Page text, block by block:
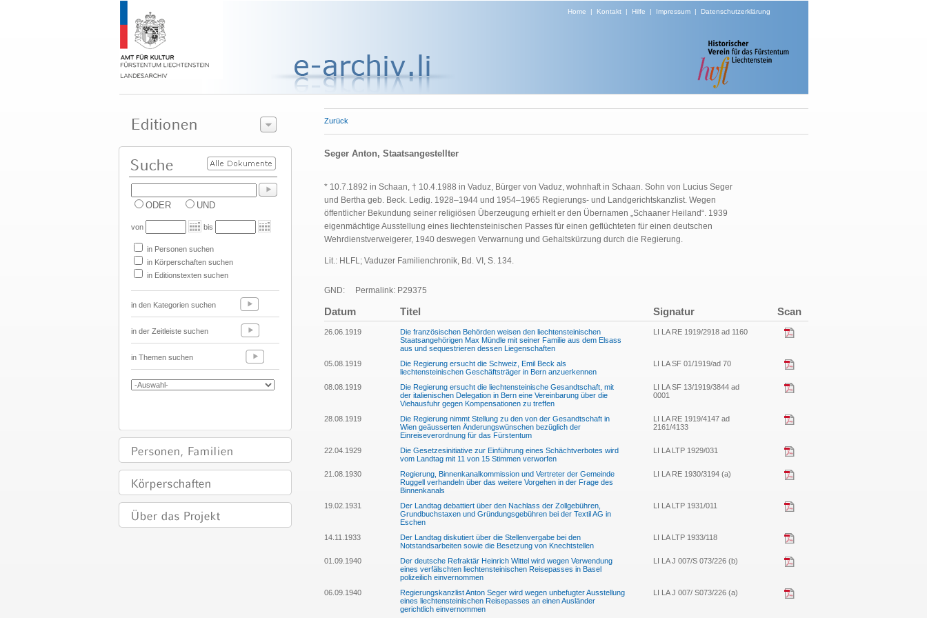
Home | Kontakt| Hilfe | Impressum| Datenschutzerklärung
ODER UND
von bis
in Personen suchen
in Körperschaften suchen
in Editionstexten suchen
in den Kategorien suchen
in der Zeitleiste suchen
in Themen suchen
Zurück
Seger Anton, Staatsangestellter
* 10.7.1892 in Schaan, † 10.4.1988 in Vaduz, Bürger von Vaduz, wohnhaft in Schaan. Sohn von Lucius Seger
und Bertha geb. Beck. Ledig. 1928–1944 und 1954–1965 Regierungs- und Landgerichtskanzlist. Wegen
öffentlicher Bekundung seiner religiösen Überzeugung erhielt er den Übernamen „Schaaner Heiland“. 1939
eigenmächtige Ausstellung eines liechtensteinischen Passes für einen geflüchteten für einen deutschen
Wehrdienstverweigerer, 1940 deswegen Verwarnung und Gehaltskürzung durch die Regierung.
Lit.: HLFL; Vaduzer Familienchronik, Bd. VI, S. 134.
GND: Permalink: P29375
Datum Titel Signatur Scan
26.06.1919
Die französischen Behörden weisen den liechtensteinischen
Staatsangehörigen Max Mündle mit seiner Familie aus dem Elsass
aus und sequestrieren dessen Liegenschaften
LI LA RE 1919/2918 ad 1160
05.08.1919
Die Regierung ersucht die Schweiz, Emil Beck als
liechtensteinischen Geschäftsträger in Bern anzuerkennen
LI LA SF 01/1919/ad 70
08.08.1919
Die Regierung ersucht die liechtensteinische Gesandtschaft, mit
der italienischen Delegation in Bern eine Vereinbarung über die
Viehausfuhr gegen Kompensationen zu treffen
LI LA SF 13/1919/3844 ad
0001
28.08.1919
Die Regierung nimmt Stellung zu den von der Gesandtschaft in
Wien geäusserten Änderungswünschen bezüglich der
Einreiseverordnung für das Fürstentum
LI LA RE 1919/4147 ad
2161/4133
22.04.1929
Die Gesetzesinitiative zur Einführung eines Schächtverbotes wird
vom Landtag mit 11 von 15 Stimmen verworfen
LI LA LTP 1929/031
21.08.1930
Regierung, Binnenkanalkommission und Vertreter der Gemeinde
Ruggell verhandeln über das weitere Vorgehen in der Frage des
Binnenkanals
LI LA RE 1930/3194 (a)
19.02.1931
Der Landtag debattiert über den Nachlass der Zollgebühren,
Grundbuchstaxen und Gründungsgebühren bei der Textil AG in
Eschen
LI LA LTP 1931/011
14.11.1933
Der Landtag diskutiert über die Stellenvergabe bei den
Notstandsarbeiten sowie die Besetzung von Knechtstellen
LI LA LTP 1933/118
01.09.1940
Der deutsche Refraktär Heinrich Wittel wird wegen Verwendung
eines verfälschten liechtensteinischen Reisepasses in Basel
polizeilich einvernommen
LI LA J 007/S 073/226 (b)
06.09.1940
Regierungskanzlist Anton Seger wird wegen unbefugter Ausstellung
eines liechtensteinischen Reisepasses an einen Ausländer
gerichtlich einvernommen
LI LA J 007/ S073/226 (a)